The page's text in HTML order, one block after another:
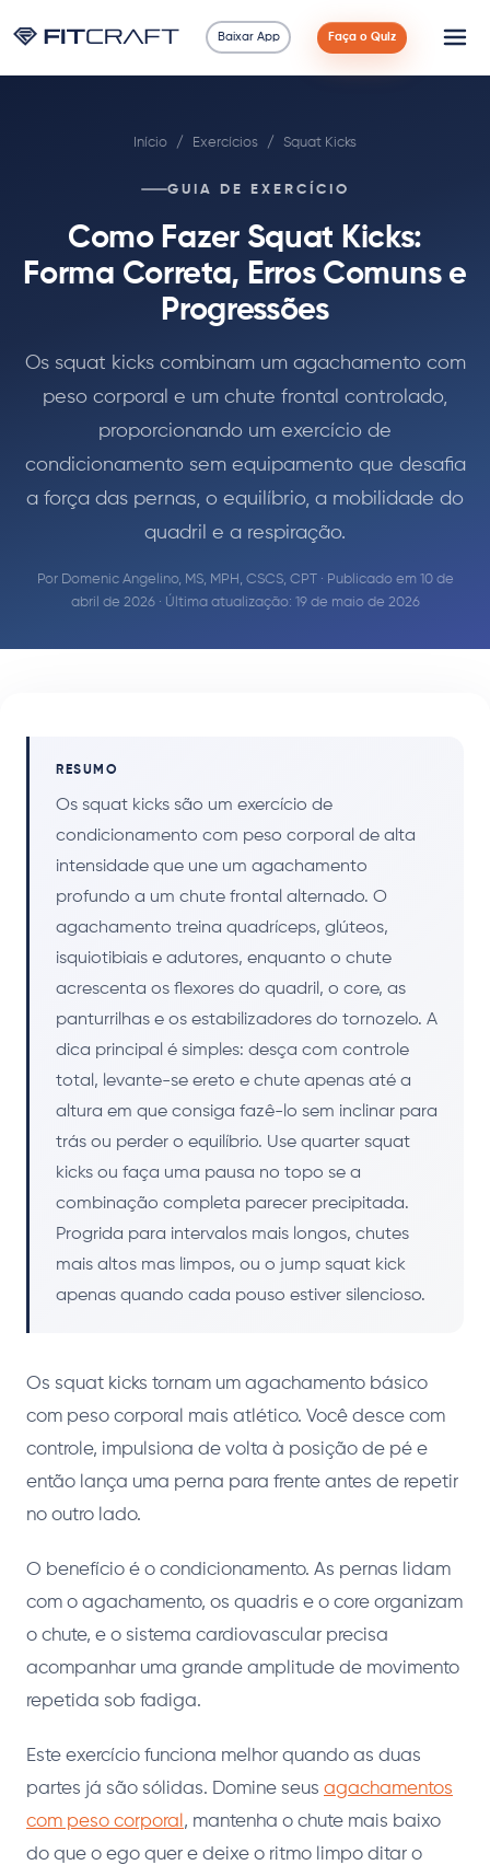
Baixar App Faça o Quiz
90 Dias
Calculadoras
Início / Exercícios / Squat Kicks
GUIA DE EXERCÍCIO
Como Fazer Squat Kicks:
Forma Correta, Erros Comuns e
Progressões
Os squat kicks combinam um agachamento com
peso corporal e um chute frontal controlado,
proporcionando um exercício de
condicionamento sem equipamento que desafia
a força das pernas, o equilíbrio, a mobilidade do
quadril e a respiração.
Por Domenic Angelino, MS, MPH, CSCS, CPT· Publicado em 10 de
abril de 2026 · Última atualização: 19 de maio de 2026
RESUMO
Os squat kicks são um exercício de
condicionamento com peso corporal de alta
intensidade que une um agachamento
profundo a um chute frontal alternado. O
agachamento treina quadríceps, glúteos,
isquiotibiais e adutores, enquanto o chute
acrescenta os flexores do quadril, o core, as
panturrilhas e os estabilizadores do tornozelo. A
dica principal é simples: desça com controle
total, levante-se ereto e chute apenas até a
altura em que consiga fazê-lo sem inclinar para
trás ou perder o equilíbrio. Use quarter squat
kicks ou faça uma pausa no topo se a
combinação completa parecer precipitada.
Progrida para intervalos mais longos, chutes
mais altos mas limpos, ou o jump squat kick
apenas quando cada pouso estiver silencioso.
Os squat kicks tornam um agachamento básico
com peso corporal mais atlético. Você desce com
controle, impulsiona de volta à posição de pé e
então lança uma perna para frente antes de repetir
no outro lado.
O benefício é o condicionamento. As pernas lidam
com o agachamento, os quadris e o core organizam
o chute, e o sistema cardiovascular precisa
acompanhar uma grande amplitude de movimento
repetida sob fadiga.
Este exercício funciona melhor quando as duas
partes já são sólidas. Domine seus agachamentos
com peso corporal , mantenha o chute mais baixo
do que o ego quer e deixe o ritmo limpo ditar o